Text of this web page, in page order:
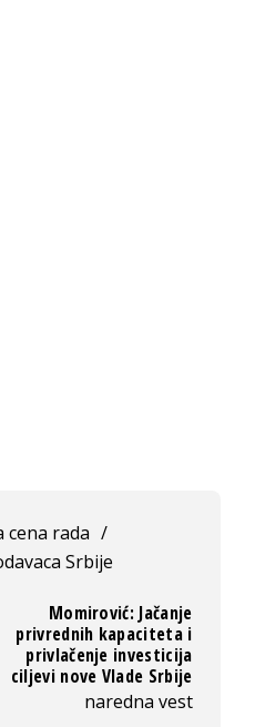
cena rada /
Srbije
Momirović: Jačanje
privrednih kapaciteta i
privlačenje investicija
ciljevi nove Vlade Srbije
naredna vest